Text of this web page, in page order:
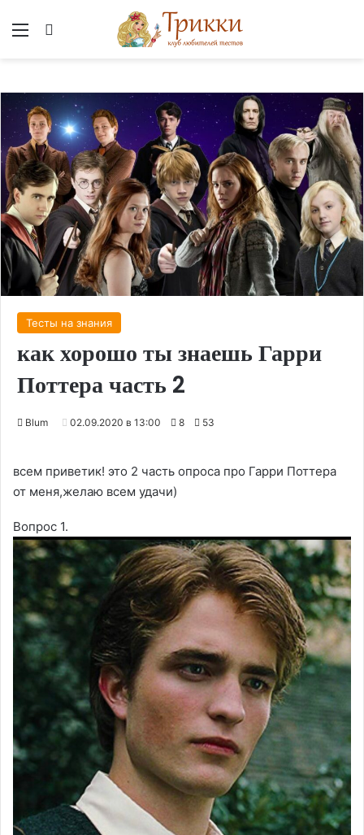
Меню
Тесты на знания
как хорошо ты знаешь Гарри
Поттера часть 2
Blum 02.09.2020 в 13:00 8 53
всем приветик! это 2 часть опроса про Гарри Поттера
от меня,желаю всем удачи)
Вопрос 1.